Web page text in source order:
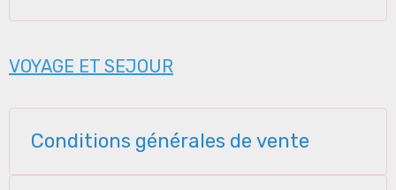
VOYAGE ET SEJOUR
Conditions générales de vente